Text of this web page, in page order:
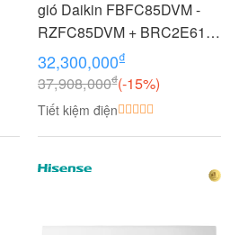
gió Daikin FBFC85DVM -
RZFC85DVM + BRC2E61
3.5 HP (3.5 Ngựa) Inverter
32,300,000₫
37,908,000₫(-15%)
Tiết kiệm điện